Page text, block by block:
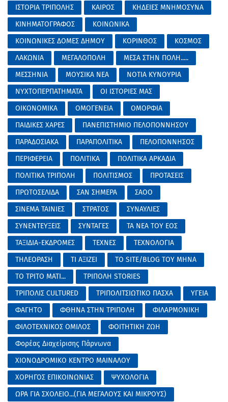
ΙΣΤΟΡΙΑ ΤΡΙΠΟΛΗΣ
ΚΑΙΡΟΣ
ΚΗΔΕΙΕΣ ΜΝΗΜΟΣΥΝΑ
ΚΙΝΗΜΑΤΟΓΡΑΦΟΣ
ΚΟΙΝΩΝΙΚΑ
ΚΟΙΝΩΝΙΚΕΣ ΔΟΜΕΣ ΔΗΜΟΥ
ΚΟΡΙΝΘΟΣ
ΚΟΣΜΟΣ
ΛΑΚΩΝΙΑ
ΜΕΓΑΛΟΠΟΛΗ
ΜΕΣΑ ΣΤΗΝ ΠΟΛΗ.....
ΜΕΣΣΗΝΙΑ
ΜΟΥΣΙΚΑ ΝΕΑ
ΝΟΤΙΑ ΚΥΝΟΥΡΙΑ
ΝΥΧΤΟΠΕΡΠΑΤΗΜΑΤΑ
ΟΙ ΙΣΤΟΡΙΕΣ ΜΑΣ
ΟΙΚΟΝΟΜΙΚΑ
ΟΜΟΓΕΝΕΙΑ
ΟΜΟΡΦΙΑ
ΠΑΙΔΙΚΕΣ ΧΑΡΕΣ
ΠΑΝΕΠΙΣΤΗΜΙΟ ΠΕΛΟΠΟΝΝΗΣΟΥ
ΠΑΡΑΔΟΣΙΑΚΑ
ΠΑΡΑΠΟΛΙΤΙΚΑ
ΠΕΛΟΠΟΝΝΗΣΟΣ
ΠΕΡΙΦΕΡΕΙΑ
ΠΟΛΙΤΙΚΑ
ΠΟΛΙΤΙΚΑ ΑΡΚΑΔΙΑ
ΠΟΛΙΤΙΚΑ ΤΡΙΠΟΛΗ
ΠΟΛΙΤΙΣΜΟΣ
ΠΡΟΤΑΣΕΙΣ
ΠΡΩΤΟΣΕΛΙΔΑ
ΣΑΝ ΣΗΜΕΡΑ
ΣΑΟΟ
ΣΙΝΕΜΑ ΤΑΙΝΙΕΣ
ΣΤΡΑΤΟΣ
ΣΥΝΑΥΛΙΕΣ
ΣΥΝΕΝΤΕΥΞΕΙΣ
ΣΥΝΤΑΓΕΣ
ΤΑ ΝΕΑ ΤΟΥ ΕΟΣ
ΤΑΞΙΔΙΑ-ΕΚΔΡΟΜΕΣ
ΤΕΧΝΕΣ
ΤΕΧΝΟΛΟΓΙΑ
ΤΗΛΕΟΡΑΣΗ
ΤΙ ΑΞΙΖΕΙ
ΤΟ SITE/BLOG ΤΟΥ ΜΗΝΑ
ΤΟ ΤΡΙΤΟ ΜΑΤΙ...
ΤΡΙΠΟΛΗ STORIES
ΤΡΙΠΟΛΙΣ CULTURED
ΤΡΙΠΟΛΙΤΣΙΩΤΙΚΟ ΠΑΣΧΑ
ΥΓΕΙΑ
ΦΑΓΗΤΟ
ΦΘΗΝΑ ΣΤΗΝ ΤΡΙΠΟΛΗ
ΦΙΛΑΡΜΟΝΙΚΗ
ΦΙΛΟΤΕΧΝΙΚΟΣ ΟΜΙΛΟΣ
ΦΟΙΤΗΤΙΚΗ ΖΩΗ
Φορέας Διαχείρισης Πάρνωνα
ΧΙΟΝΟΔΡΟΜΙΚΟ ΚΕΝΤΡΟ ΜΑΙΝΑΛΟΥ
ΧΟΡΗΓΟΣ ΕΠΙΚΟΙΝΩΝΙΑΣ
ΨΥΧΟΛΟΓΙΑ
ΩΡΑ ΓΙΑ ΣΧΟΛΕΙΟ...(ΓΙΑ ΜΕΓΑΛΟΥΣ ΚΑΙ ΜΙΚΡΟΥΣ)